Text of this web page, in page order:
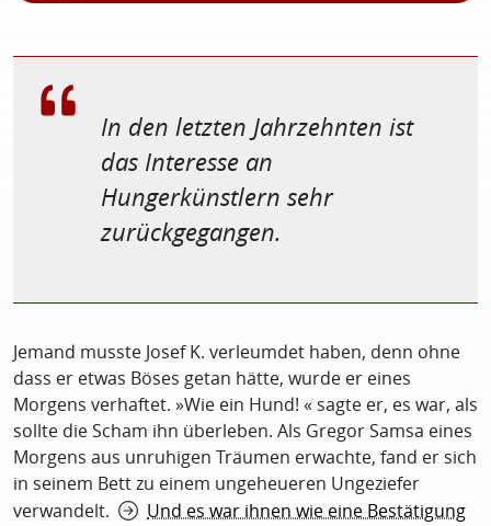
In den letzten Jahrzehnten ist
das Interesse an
Hungerkünstlern sehr
zurückgegangen.
Jemand musste Josef K. verleumdet haben, denn ohne
dass er etwas Böses getan hätte, wurde er eines
Morgens verhaftet. »Wie ein Hund! « sagte er, es war, als
sollte die Scham ihn überleben. Als Gregor Samsa eines
Morgens aus unruhigen Träumen erwachte, fand er sich
in seinem Bett zu einem ungeheueren Ungeziefer
verwandelt.
Und es war ihnen wie eine Bestätigung